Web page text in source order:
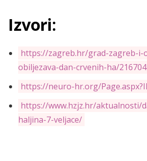
Izvori:
https://zagreb.hr/grad-zagreb-i-
obiljezava-dan-crvenih-ha/216704
https://neuro-hr.org/
https://www.hzjz.hr/aktualnosti/
haljina-7-veljace/